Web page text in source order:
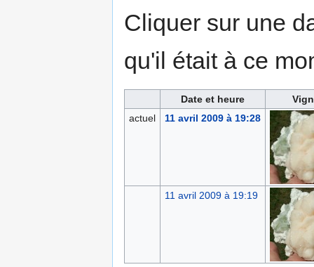
Cliquer sur une
qu'il était à ce
Date et heure
actuel
11 avril 2009 à 19:28
11 avril 2009 à 19:19